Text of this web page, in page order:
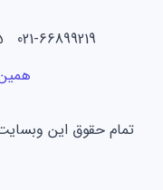
021-66899219 021-88710645 504 8171 0912
تمام حقوق این وبسایت